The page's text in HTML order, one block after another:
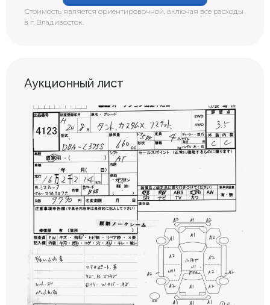
Стоимость является ориентировочной, включая все расходы
в г. Владивосток.
Аукционный лист